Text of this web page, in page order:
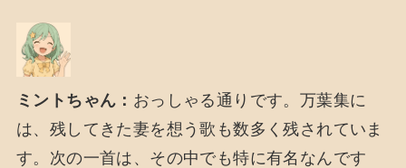
ミントちゃん： おっしゃる通りです。万葉集に
は、残してきた妻を想う歌も数多く残されていま
す。次の一首は、その中でも特に有名なんです